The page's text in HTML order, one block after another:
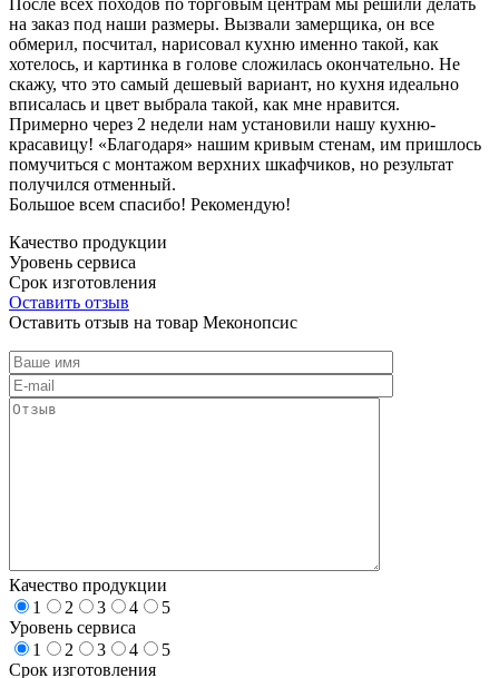
на заказ под наши размеры. Вызвали замерщика, он все
обмерил, посчитал, нарисовал кухню именно такой, как
хотелось, и картинка в голове сложилась окончательно. Не
скажу, что это самый дешевый вариант, но кухня идеально
вписалась и цвет выбрала такой, как мне нравится.
Примерно через 2 недели нам установили нашу кухню-
красавицу! «Благодаря» нашим кривым стенам, им пришлось
помучиться с монтажом верхних шкафчиков, но результат
получился отменный.
Большое всем спасибо! Рекомендую!
Качество продукции
Уровень сервиса
Срок изготовления
Оставить отзыв
Оставить отзыв на товар Меконопсис
Качество продукции
1
2 3 4
5
Уровень сервиса
1
2 3 4
5
Срок изготовления